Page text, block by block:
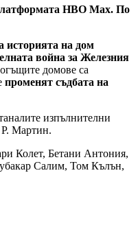
HBO Max. По
историята на дом
война за Железния
домове са
променят съдбата на
изпълнителни
Мартин.
Колет, Бетани Антония,
Салим, Том Кълън,